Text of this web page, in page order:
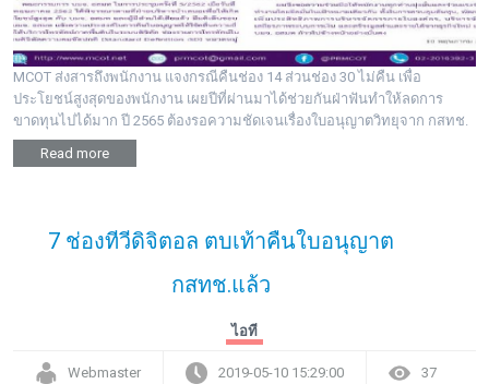
MCOT ส่งสารถึงพนักงาน แจงกรณีคืนช่อง 14 ส่วนช่อง 30 ไม่คืน เพื่อ
ประโยชน์สูงสุดของพนักงาน เผยปีที่ผ่านมาได้ช่วยกันฝ่าฟันทำให้ลดการ
ขาดทุนไปได้มาก ปี 2565 ต้องรอความชัดเจนเรื่องใบอนุญาตวิทยุจาก กสทช.
Read more
7 ช่องทีวีดิจิตอล ตบเท้าคืนใบอนุญาต
กสทช.แล้ว
ไอที
Webmaster 2019-05-10 15:29:00 37